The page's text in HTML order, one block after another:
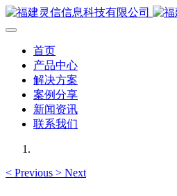
首页
产品中心
解决方案
案例分享
新闻资讯
联系我们
< Previous > Next